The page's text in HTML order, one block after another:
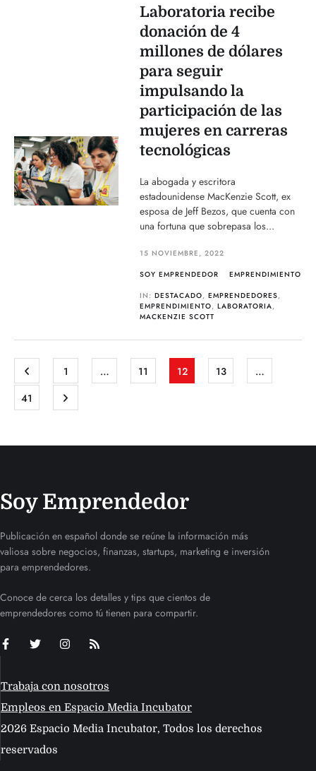
Laboratoria recibe
donación de 4
millones de dólares
para seguir
impulsando la
participación de las
mujeres en carreras
tecnológicas
La abogada y escritora
estadounidense MacKenzie Scott, ex
esposa de Jeff Bezos, que cuenta con
una fortuna que sobrepasa los...
15 NOVIEMBRE, 2022
SOY EMPRENDEDOR
EMPRENDIMIENTO
IN:DESTACADO,EMPRENDEDORES,
EMPRENDIMIENTO,LABORATORIA,
MACKENZIE SCOTT
1 … 11 12 13
…
41
Soy Emprendedor
Publicación en español donde se reúne la información más
valiosa sobre negocios, finanzas, startups, marketing e inversión
para emprendedores.
Conoce de cerca los detalles y tips que cientos de
emprendedores como tú tienen para compartir.
Trabaja con nosotros
Empleos en Espacio Media Incubator
2026 Espacio Media Incubator, Todos los derechos
reservados